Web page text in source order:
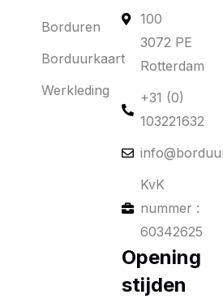
Borduren
Borduurkaart
Werkleding
100
3072 PE
Rotterdam
+31 (0)
103221632
KvK
nummer :
60342625
Opening
stijden